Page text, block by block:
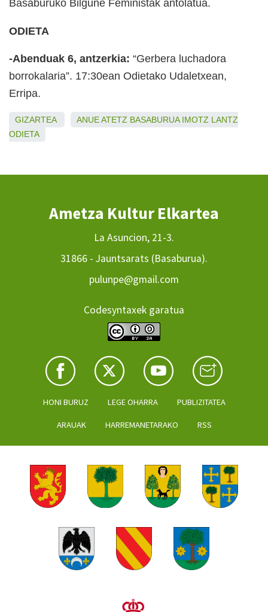
Basaburuko Bilgune Feministak antolatua.
ODIETA
-Abenduak 6, antzerkia: “Gerbera luchadora
borrokalaria”. 17:30ean Odietako Udaletxean,
Erripa.
GIZARTEA ANUEATETZ BASABURUA IMOTZ LANTZ
ODIETA
Ametza Kultur Elkartea
La Asuncion, 21-3.
31866 - Jauntsarats (Basaburua).
pulunpe@gmail.com
Codesyntaxek garatua
HONI BURUZ LEGE OHARRA PUBLIZITATEA
ARAUAK HARREMANETARAKO RSS